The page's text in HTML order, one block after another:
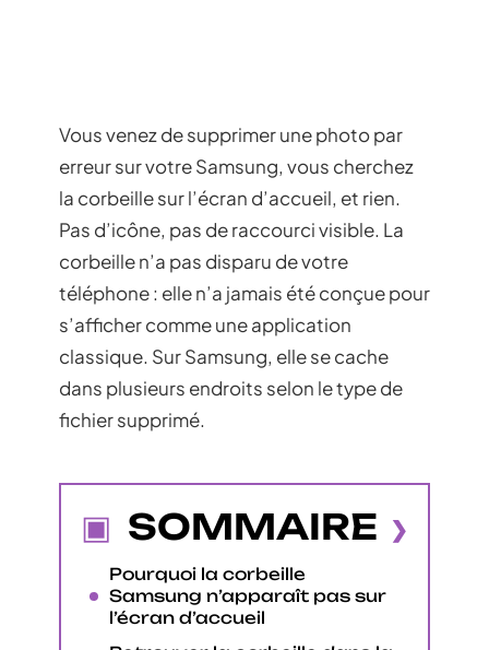
Vous venez de supprimer une photo par
erreur sur votre Samsung, vous cherchez
la corbeille sur l’écran d’accueil, et rien.
Pas d’icône, pas de raccourci visible. La
corbeille n’a pas disparu de votre
téléphone : elle n’a jamais été conçue pour
s’afficher comme une application
classique. Sur Samsung, elle se cache
dans plusieurs endroits selon le type de
fichier supprimé.
SOMMAIRE
Pourquoi la corbeille
Samsung n’apparaît pas sur
l’écran d’accueil